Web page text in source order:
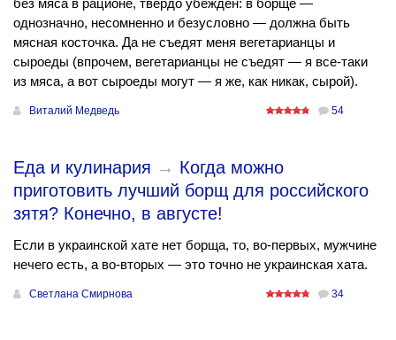
без мяса в рационе, твердо убежден: в борще —
однозначно, несомненно и безусловно — должна быть
мясная косточка. Да не съедят меня вегетарианцы и
сыроеды (впрочем, вегетарианцы не съедят — я все-таки
из мяса, а вот сыроеды могут — я же, как никак, сырой).
Виталий Медведь 54
Еда и кулинария → Когда можно
приготовить лучший борщ для российского
зятя? Конечно, в августе!
Если в украинской хате нет борща, то, во-первых, мужчине
нечего есть, а во-вторых — это точно не украинская хата.
Светлана Смирнова 34